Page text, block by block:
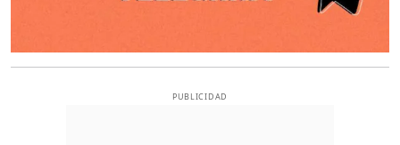
PUBLICIDAD